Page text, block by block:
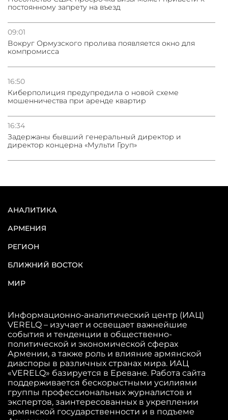
постоянному запрету на въезд
09:01
Вокруг Ормузского пролива появляется окно для
компромисса
16:50
Киберполиция предупредила о новой схеме
мошенничества при аренде квартир
16:34
Задержаны бывший генеральный директор и
директор концерна «Мульти Груп»
АНАЛИТИКА
АРМЕНИЯ
РЕГИОН
БЛИЖНИЙ ВОСТОК
МИР
Информационно-аналитический центр (ИАЦ)
VERELQ – изучает и освещает важнейшие
события и тенденции в общественно-
политической и экономической сферах
Армении, а также роль и влияние армянской
диаспоры в различных странах мира. ИАЦ
«VERELQ» базируется в Ереване. Работа сайта
поддерживается бескорыстными усилиями
группы профессиональных журналистов и
экспертов, заинтересованных в укреплении
армянской государственности и в подъеме